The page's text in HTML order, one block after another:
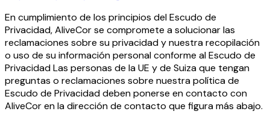
En cumplimiento de los principios del Escudo de
Privacidad, AliveCor se compromete a solucionar las
reclamaciones sobre su privacidad y nuestra recopilación
o uso de su información personal conforme al Escudo de
Privacidad Las personas de la UE y de Suiza que tengan
preguntas o reclamaciones sobre nuestra política de
Escudo de Privacidad deben ponerse en contacto con
AliveCor en la dirección de contacto que figura más abajo.